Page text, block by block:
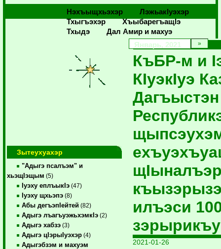
Нэхъыщхьэхэр
Лэжьакlуэхэр
Тхыгъэхэр
Хъыбарегъащlэ
Тхыдэ
Дал Амир и махуэ
Зытеухуахэр
"Адыгэ псалъэм" и
хьэщIэщым (5)
Iуэху еплъыкIэ (47)
Iуэху щхьэпэ (8)
Абы дегъэпIейтей (82)
Адыгэ лъагъуэжьхэмкIэ (2)
Адыгэ хабзэ (3)
Адыгэ цIэрыIуэхэр (4)
Адыгэбзэм и махуэм
Январь, 2021
КъБР-м и
КIуэкIуэ
Дагъыстэн
илъэси
2021-01-26